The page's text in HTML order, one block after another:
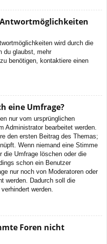
wird durch die
du glaubst, mehr
benötigen, kontaktiere einen
eine Umfrage?
nur vom ursprünglichen
Administrator bearbeitet werden.
den ersten Beitrag des Themas;
Wenn niemand eine Stimme
die Umfrage löschen oder die
schon ein Benutzer
nur noch von Moderatoren oder
werden. Dadurch soll die
werden.
Foren nicht